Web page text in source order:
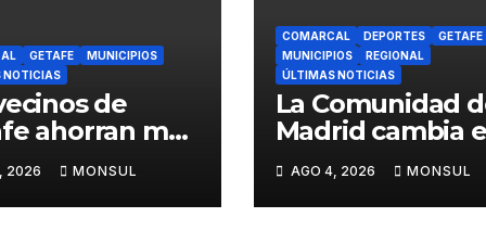
GETAFE
MUNICIPIOS
NOTICIAS
de
ahorran más
euros
de
2026 MONSUL
COMARCAL DEPORTES
GETAFE
MUNICIPIOS
REGIONAL
ÚLTIMAS NOTICIAS
La Comunidad
Madrid cambia
nombre de la
estación de
de Los
AGO 4, 2026 MONSUL